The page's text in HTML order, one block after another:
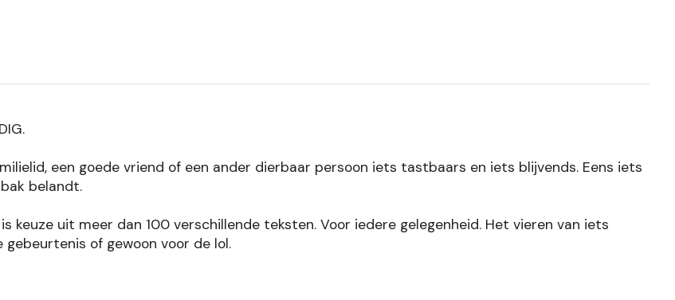
een goede vriend of een ander dierbaar persoon iets tastbaars en iets blijvends. Eens iets
belandt.
keuze uit meer dan 100 verschillende teksten. Voor iedere gelegenheid. Het vieren van iets
of gewoon voor de lol.